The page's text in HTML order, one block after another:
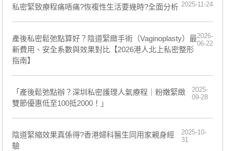
私密緊致療程痛唔痛?恢複性生活要幾時?全面分析 2025-11-24
產後私密鬆弛點算好？陰道緊緻手術（Vaginoplasty）最
新費用、安全系數與效果對比【2026港人北上私密整形
指南】
2026-
06-22
「產後鬆弛點辦？深圳私密護理人氣療程｜粉嫩緊緻
雙節優惠低至100抵2000！」
2025-
09-28
陰道緊縮效果真係得?香港婦科醫生同用家親身經
驗
2025-10-
31